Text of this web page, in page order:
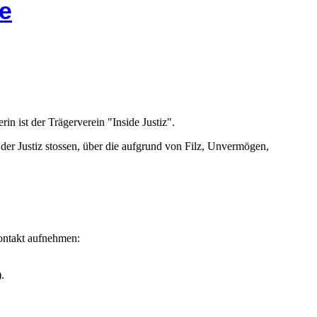
ist der Trägerverein "Inside Justiz".
Justiz stossen, über die aufgrund von Filz, Unvermögen,
aufnehmen: